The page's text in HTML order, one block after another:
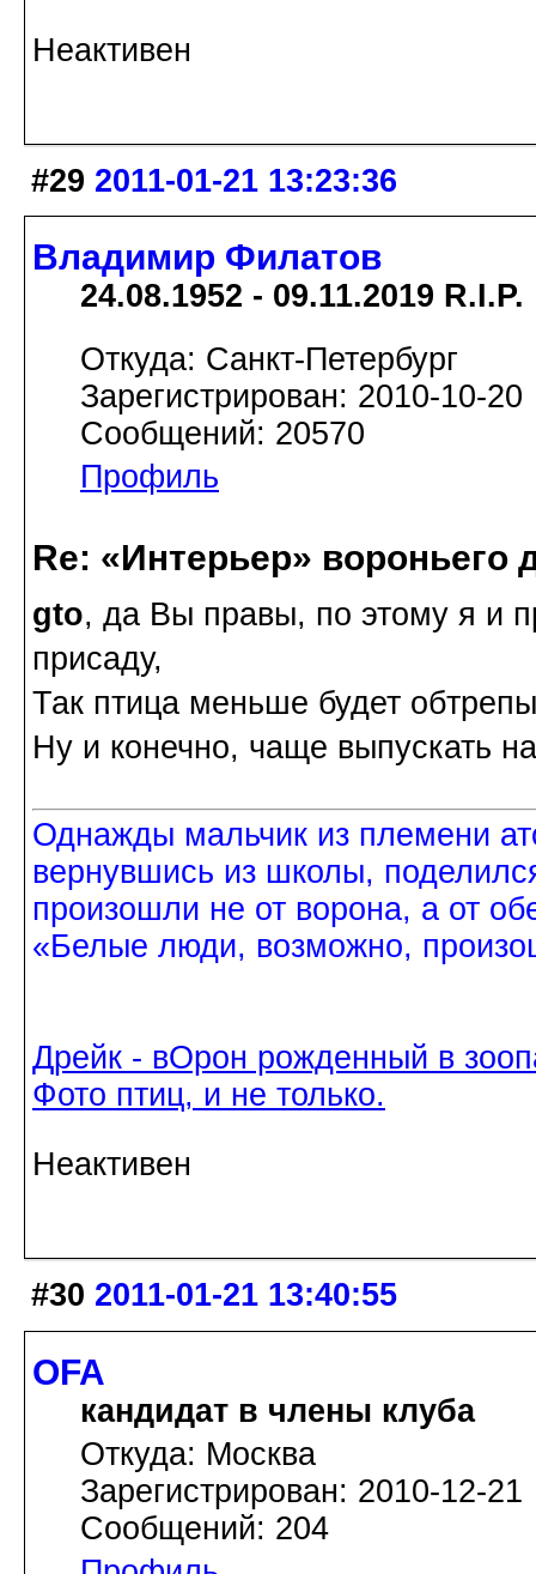
Неактивен
#29 2011-01-21 13:23:36
Владимир Филатов
24.08.1952 - 09.11.2019 R.I.P.
Откуда: Санкт-Петербург
Зарегистрирован: 2010-10-20
Сообщений: 20570
Профиль
Re: «Интерьер» вороньего
gto, да Вы правы, по этому я и
присаду,
Так птица меньше будет
Ну и конечно, чаще выпускать
Однажды мальчик из племени
вернувшись из школы,
произошли не от ворона, а от
«Белые люди, возможно,
Дрейк - вОрон рожденный в
Фото птиц, и не только.
Неактивен
#30 2011-01-21 13:40:55
OFA
кандидат в члены клуба
Откуда: Москва
Зарегистрирован: 2010-12-21
Сообщений: 204